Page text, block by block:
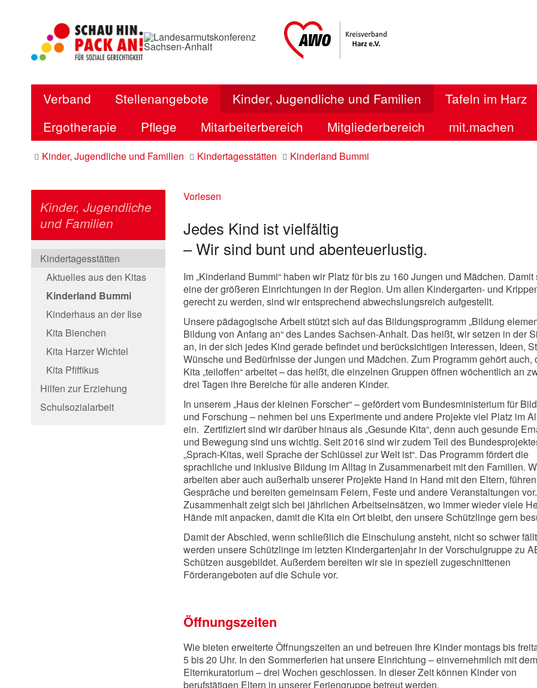
Verband Stellenangebote Kinder, Jugendliche und Familien Tafeln im Harz
Ergotherapie
Pflege Mitarbeiterbereich Mitgliederbereich mit.machen
Kinder, Jugendliche und Familien Kindertagesstätten Kinderland Bummi
Kinder, Jugendliche
und Familien
Kindertagesstätten
Aktuelles aus den Kitas
Kinderland Bummi
Kinderhaus an der Ilse
Kita Bienchen
Kita Harzer Wichtel
Kita Pfiffikus
Hilfen zur Erziehung
Schulsozialarbeit
Vorlesen
Jedes Kind ist vielfältig
– Wir sind bunt und abenteuerlustig.
Im „Kinderland Bummi“ haben wir Platz für bis zu 160 Jungen und Mädchen.
eine der größeren Einrichtungen in der Region. Um allen Kindergarten- und
gerecht zu werden, sind wir entsprechend abwechslungsreich aufgestellt.
Unsere pädagogische Arbeit stützt sich auf das Bildungsprogramm „Bildung
Bildung von Anfang an“ des Landes Sachsen-Anhalt. Das heißt, wir setzen in der
an, in der sich jedes Kind gerade befindet und berücksichtigen Interessen, Ideen,
Wünsche und Bedürfnisse der Jungen und Mädchen. Zum Programm gehört auch,
Kita „teiloffen“ arbeitet – das heißt, die einzelnen Gruppen öffnen wöchentlich an
drei Tagen ihre Bereiche für alle anderen Kinder.
In unserem „Haus der kleinen Forscher“ – gefördert vom Bundesministerium für
und Forschung – nehmen bei uns Experimente und andere Projekte viel Platz im
ein. Zertifiziert sind wir darüber hinaus als „Gesunde Kita“, denn auch gesunde
und Bewegung sind uns wichtig. Seit 2016 sind wir zudem Teil des
„Sprach-Kitas, weil Sprache der Schlüssel zur Welt ist“. Das Programm fördert die
sprachliche und inklusive Bildung im Alltag in Zusammenarbeit mit den Familien.
arbeiten aber auch außerhalb unserer Projekte Hand in Hand mit den Eltern, führen
Gespräche und bereiten gemeinsam Feiern, Feste und andere Veranstaltungen
Zusammenhalt zeigt sich bei jährlichen Arbeitseinsätzen, wo immer wieder viele
Hände mit anpacken, damit die Kita ein Ort bleibt, den unsere Schützlinge gern
Damit der Abschied, wenn schließlich die Einschulung ansteht, nicht so schwer
werden unsere Schützlinge im letzten Kindergartenjahr in der Vorschulgruppe zu
Schützen ausgebildet. Außerdem bereiten wir sie in speziell zugeschnittenen
Förderangeboten auf die Schule vor.
Öffnungszeiten
Wie bieten erweiterte Öffnungszeiten an und betreuen Ihre Kinder montags bis
5 bis 20 Uhr. In den Sommerferien hat unsere Einrichtung – einvernehmlich mit dem
Elternkuratorium – drei Wochen geschlossen. In dieser Zeit können Kinder von
berufstätigen Eltern in unserer Feriengruppe betreut werden.